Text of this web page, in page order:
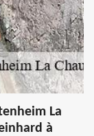
La
à